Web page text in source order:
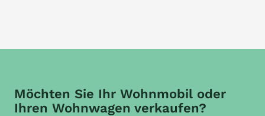
Möchten Sie Ihr Wohnmobil oder
Ihren Wohnwagen verkaufen?